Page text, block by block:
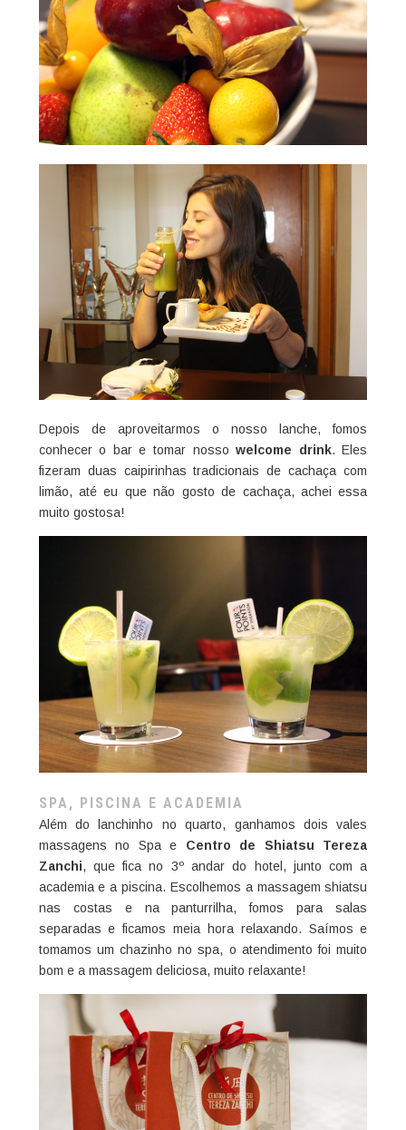
Depois de aproveitarmos o nosso lanche, fomos
conhecer o bar e tomar nossowelcome drink. Eles
fizeram duas caipirinhas tradicionais de cachaça com
limão, até eu que não gosto de cachaça, achei essa
muito gostosa!
SPA, PISCINA E ACADEMIA
Além do lanchinho no quarto, ganhamos dois vales
massagens no Spa e Centro de Shiatsu Tereza
Zanchi, que fica no 3º andar do hotel, junto com a
academia e a piscina. Escolhemos a massagem shiatsu
nas costas e na panturrilha, fomos para salas
separadas e ficamos meia hora relaxando. Saímos e
tomamos um chazinho no spa, o atendimento foi muito
bom e a massagem deliciosa, muito relaxante!